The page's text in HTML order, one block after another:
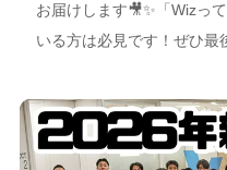
お届けします🎥✨「Wizっ
いる方は必見です！ぜひ最